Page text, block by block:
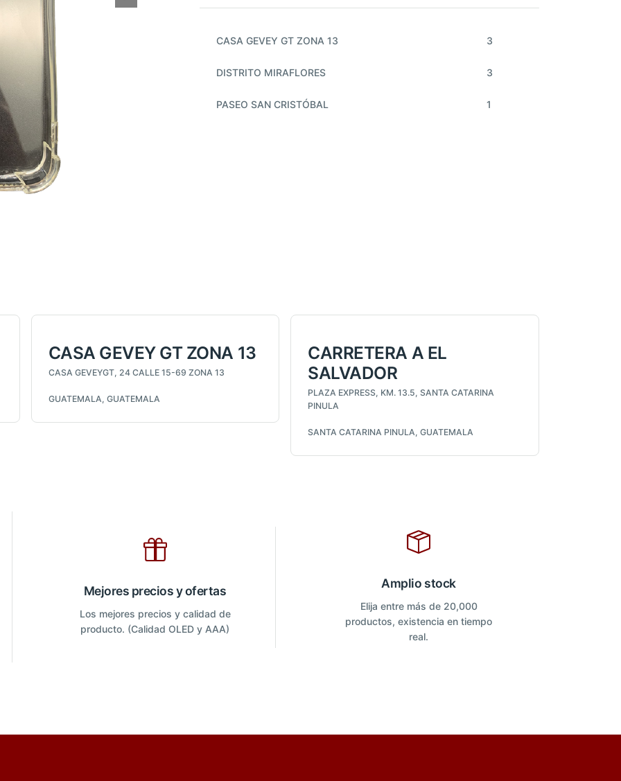
CASA GEVEY GT ZONA 13 3
DISTRITO MIRAFLORES 3
PASEO SAN CRISTÓBAL 1
CASA GEVEY GT ZONA 13
CASA GEVEYGT, 24 CALLE 15-69 ZONA 13
GUATEMALA, GUATEMALA
CARRETERA A EL
SALVADOR
PLAZA EXPRESS, KM. 13.5, SANTA CATARINA
PINULA
SANTA CATARINA PINULA, GUATEMALA
Mejores precios y ofertas
Los mejores precios y calidad de
producto. (Calidad OLED y AAA)
Amplio stock
Elija entre más de 20,000
productos, existencia en tiempo
real.